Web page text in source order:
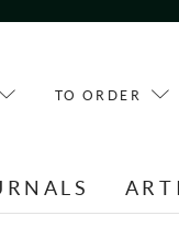
TO ORDER